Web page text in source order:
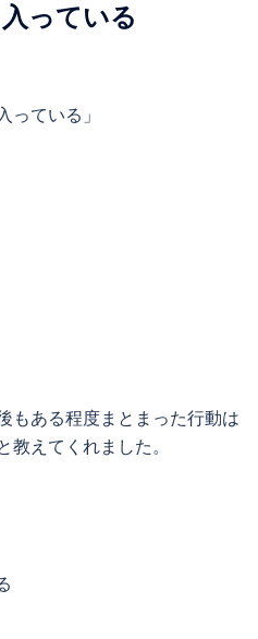
っている
っている」
もある程度まとまった行動は
教えてくれました。